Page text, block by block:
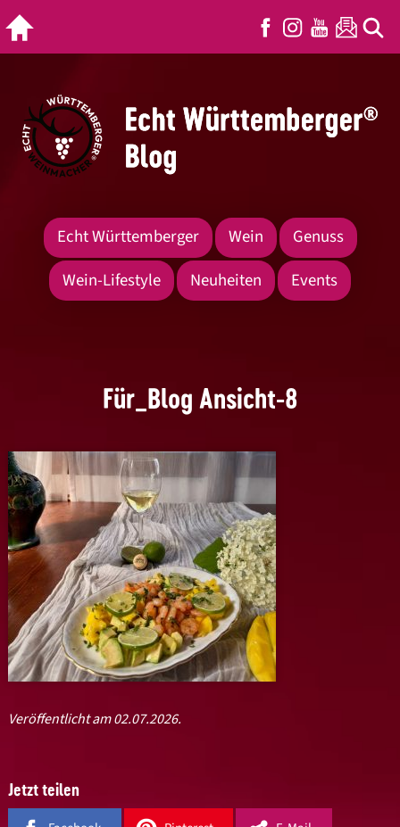
Echt Württemberger Wein
Genuss
Wein-Lifestyle
Neuheiten Events
Für_Blog Ansicht-8
Veröffentlicht am 02.07.2026.
Jetzt teilen